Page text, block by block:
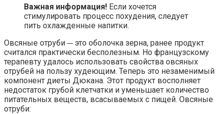
Важная информация! Если хочется
стимулировать процесс похудения, следует
пить охлажденные напитки.
Овсяные отруби ─ это оболочка зерна, ранее продукт
считался практически бесполезным. Но французскому
терапевту удалось использовать свойства овсяных
отрубей на пользу худеющим. Теперь это незаменимый
компонент диеты Дюкана. Этот продукт восполняет
недостаток грубой клетчатки и уменьшает количество
питательных веществ, всасываемых с пищей. Овсяные
отруби: